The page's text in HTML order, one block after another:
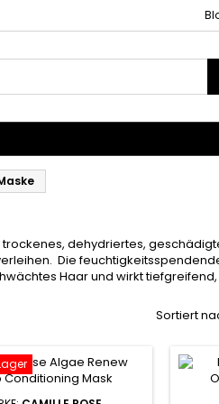
dehydriertes,
Die
Haar und wirkt
Sortiert